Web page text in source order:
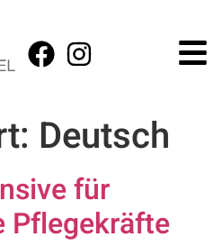
öffnen
Deutsch
für
Pflegekräfte